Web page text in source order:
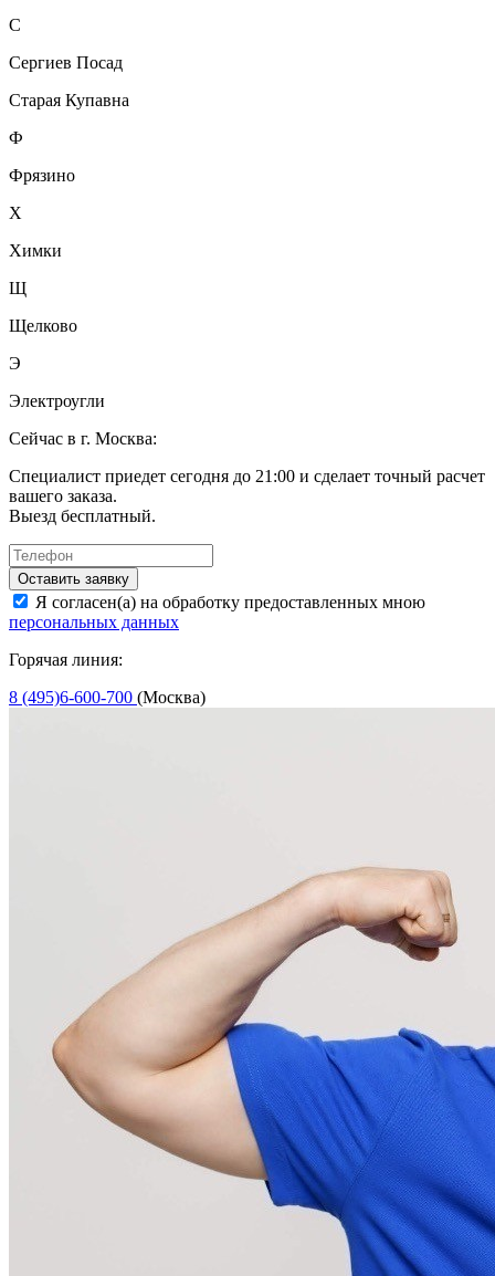
С
Сергиев Посад
Старая Купавна
Ф
Фрязино
Х
Химки
Щ
Щелково
Э
Электроугли
Сейчас в г. Москва:
Специалист приедет сегодня до 21:00 и сделает точный расчет
вашего заказа.
Выезд бесплатный.
Оставить заявку
Я согласен(а) на обработку предоставленных мною
персональных данных
Горячая линия:
8 (495)6-600-700 (Москва)